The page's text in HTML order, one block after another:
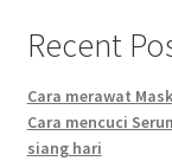
Recent
Cara merawat
Cara mencuci
siang hari